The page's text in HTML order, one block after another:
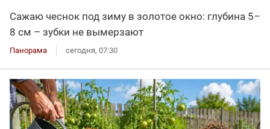
Сажаю чеснок под зиму в золотое окно: глубина 5–
8 см – зубки не вымерзают
Панорама сегодня, 07:30